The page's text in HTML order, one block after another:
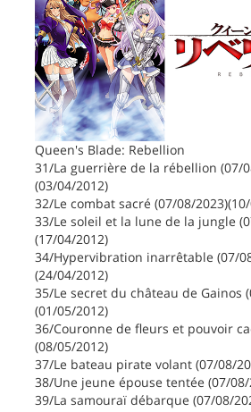
Queen's Blade: Rebellion
31/La guerrière de la rébellion (07/
(03/04/2012)
32/Le combat sacré (07/08/
33/Le soleil et la lune de la jungle
(17/04/2012)
34/Hypervibration inarrêtable (07/
(24/04/2012)
35/Le secret du château de Gainos
(01/05/2012)
36/Couronne de fleurs et pouvoir
(08/05/2012)
37/Le bateau pirate volant (07/08/
38/Une jeune épouse tentée (07/
39/La samouraï débarque (07/08/